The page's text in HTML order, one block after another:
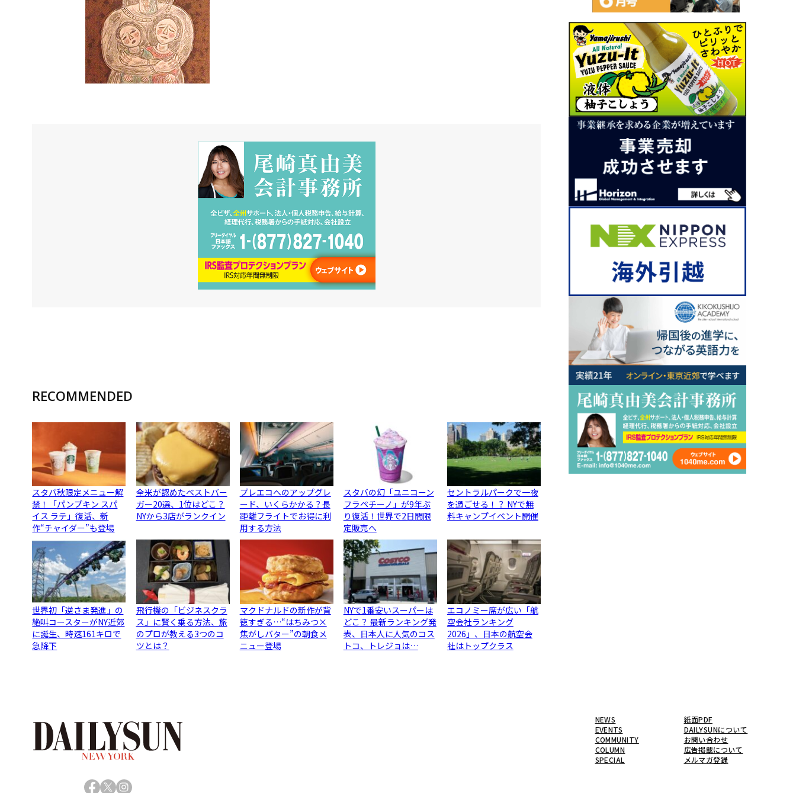
RECOMMENDED
スタバ秋限定メニュー解
禁！「パンプキン スパ
イス ラテ」復活、新
作“チャイダー”も登場
全米が認めたベストバー
ガー20選、1位はどこ？
NYから3店がランクイン
プレエコへのアップグレ
ード、いくらかかる？長
距離フライトでお得に利
用する方法
スタバの幻「ユニコーン
フラペチーノ」が9年ぶ
り復活！世界で2日間限
定販売へ
セントラルパークで一夜
を過ごせる！？ NYで無
料キャンプイベント開催
世界初「逆さま発進」の
絶叫コースターがNY近郊
に誕生、時速161キロで
急降下
飛行機の「ビジネスクラ
ス」に賢く乗る方法、旅
のプロが教える3つのコ
ツとは？
マクドナルドの新作が背
徳すぎる…“はちみつ×
焦がしバター”の朝食メ
ニュー登場
NYで1番安いスーパーは
どこ？ 最新ランキング発
表、日本人に人気のコス
トコ、トレジョは…
エコノミー席が広い「航
空会社ランキング
2026」、日本の航空会
社はトップクラス
Facebook
X Instagram
NEWS
EVENTS
COMMUNITY
COLUMN
SPECIAL
紙面PDF
DAILYSUNについて
お問い合わせ
広告掲載について
メルマガ登録